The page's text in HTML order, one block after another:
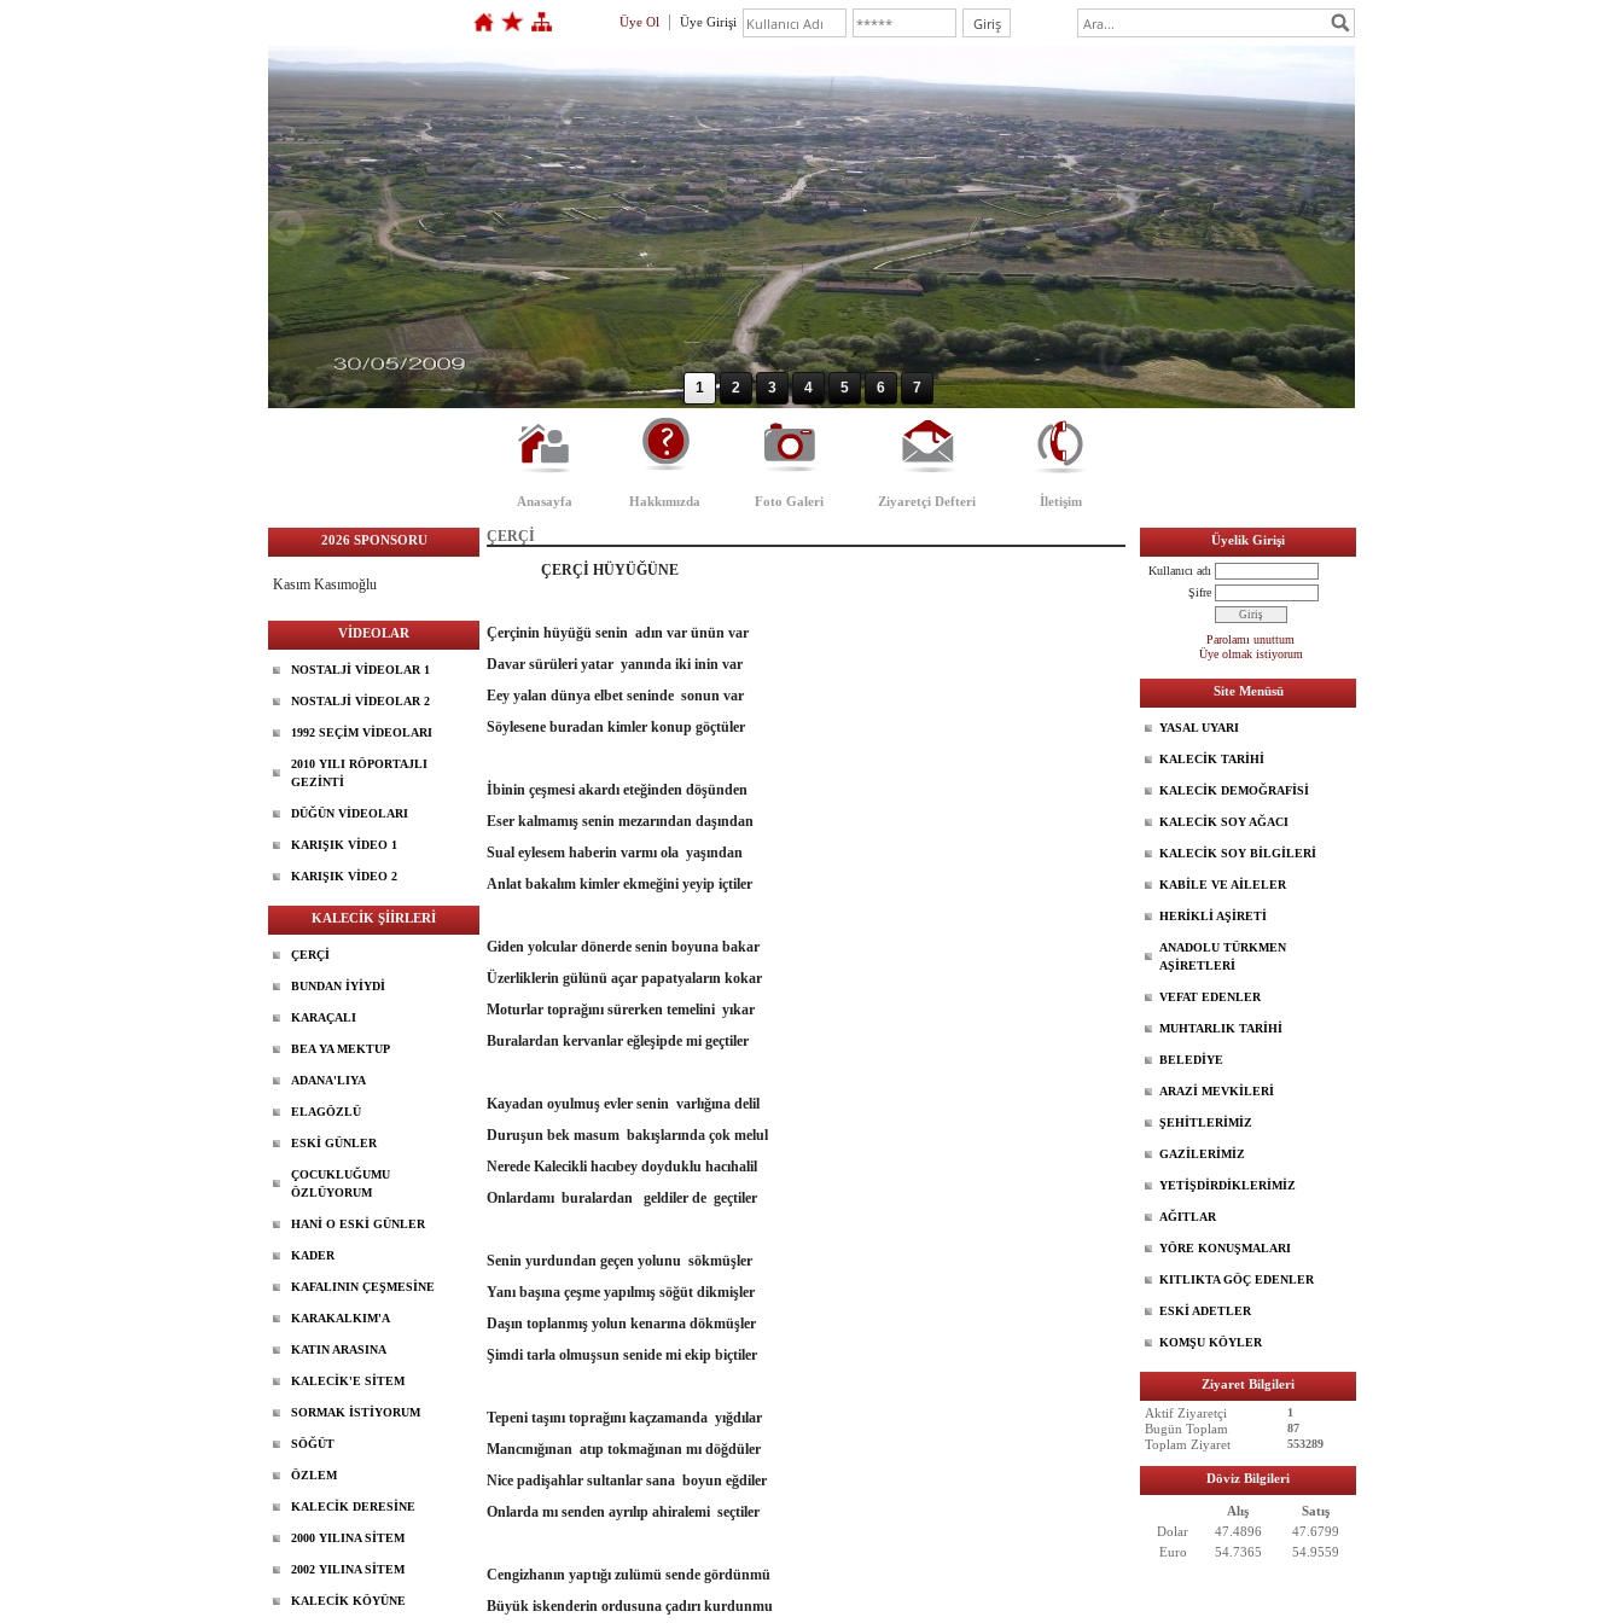
Üye Ol Üye Girişi
1 2 3 4 5 6 7
Anasayfa Hakkımızda Foto Galeri Ziyaretçi Defteri İletişim
2026 SPONSORU
Kasım Kasımoğlu
VİDEOLAR
NOSTALJİ VİDEOLAR 1
NOSTALJİ VİDEOLAR 2
1992 SEÇİM VİDEOLARI
2010 YILI RÖPORTAJLI
GEZİNTİ
DÜĞÜN VİDEOLARI
KARIŞIK VİDEO 1
KARIŞIK VİDEO 2
KALECİK ŞİİRLERİ
ÇERÇİ
BUNDAN İYİYDİ
KARAÇALI
BEA YA MEKTUP
ADANA'LIYA
ELAGÖZLÜ
ESKİ GÜNLER
ÇOCUKLUĞUMU
ÖZLÜYORUM
HANİ O ESKİ GÜNLER
KADER
KAFALININ ÇEŞMESİNE
KARAKALKIM'A
KATIN ARASINA
KALECİK'E SİTEM
SORMAK İSTİYORUM
SÖĞÜT
ÖZLEM
KALECİK DERESİNE
2000 YILINA SİTEM
2002 YILINA SİTEM
KALECİK KÖYÜNE
ÇERÇİ
ÇERÇİ HÜYÜĞÜNE
Çerçinin hüyüğü senin adın var ünün var
Davar sürüleri yatar yanında iki inin var
Eey yalan dünya elbet seninde sonun var
Söylesene buradan kimler konup göçtüler
İbinin çeşmesi akardı eteğinden döşünden
Eser kalmamış senin mezarından daşından
Sual eylesem haberin varmı ola yaşından
Anlat bakalım kimler ekmeğini yeyip içtiler
Giden yolcular dönerde senin boyuna bakar
Üzerliklerin gülünü açar papatyaların kokar
Moturlar toprağını sürerken temelini yıkar
Buralardan kervanlar eğleşipde mi geçtiler
Kayadan oyulmuş evler senin varlığına delil
Duruşun bek masum bakışlarında çok melul
Nerede Kalecikli hacıbey doyduklu hacıhalil
Onlardamı buralardan geldiler de geçtiler
Senin yurdundan geçen yolunu sökmüşler
Yanı başına çeşme yapılmış söğüt dikmişler
Daşın toplanmış yolun kenarına dökmüşler
Şimdi tarla olmuşsun senide mi ekip biçtiler
Tepeni taşını toprağını kaçzamanda yığdılar
Mancınığınan atıp tokmağınan mı döğdüler
Nice padişahlar sultanlar sana boyun eğdiler
Onlarda mı senden ayrılıp ahiralemi seçtiler
Cengizhanın yaptığı zulümü sende gördünmü
Büyük iskenderin ordusuna çadırı kurdunmu
Üyelik Girişi
Kullanıcı adı
Şifre
Parolamı unuttum
Üye olmak istiyorum
Site Menüsü
YASAL UYARI
KALECİK TARİHİ
KALECİK DEMOĞRAFİSİ
KALECİK SOY AĞACI
KALECİK SOY BİLGİLERİ
KABİLE VE AİLELER
HERİKLİ AŞİRETİ
ANADOLU TÜRKMEN
AŞİRETLERİ
VEFAT EDENLER
MUHTARLIK TARİHİ
BELEDİYE
ARAZİ MEVKİLERİ
ŞEHİTLERİMİZ
GAZİLERİMİZ
YETİŞDİRDİKLERİMİZ
AĞITLAR
YÖRE KONUŞMALARI
KITLIKTA GÖÇ EDENLER
ESKİ ADETLER
KOMŞU KÖYLER
Ziyaret Bilgileri
Aktif Ziyaretçi
1
Bugün Toplam 87
Toplam Ziyaret 553289
Döviz Bilgileri
Alış
Satış
Dolar
47.4896
47.6799
Euro
54.7365 54.9559